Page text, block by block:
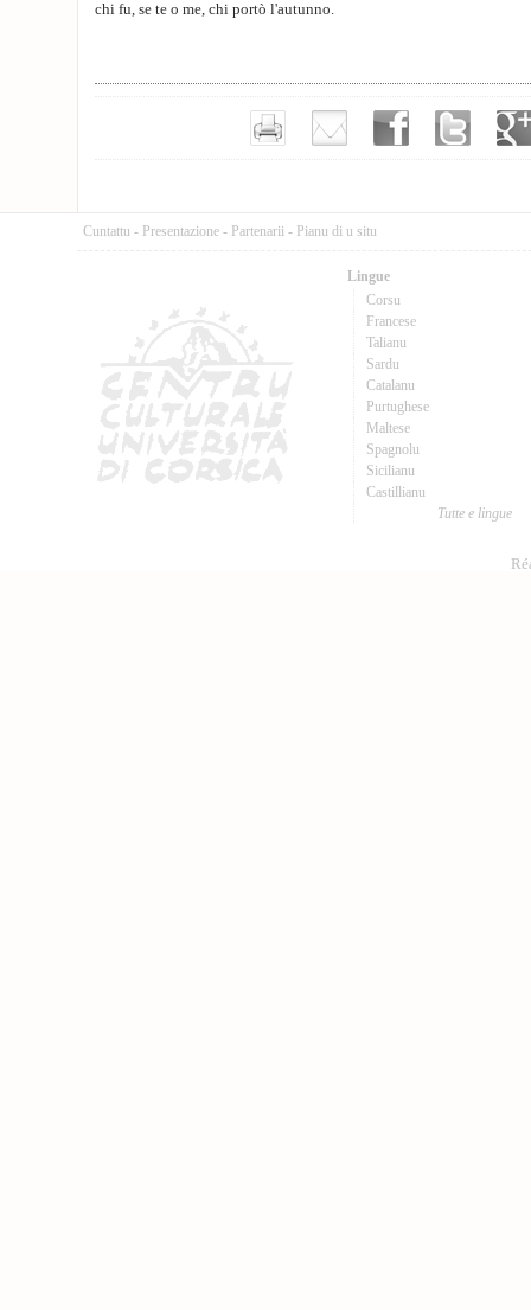
chi fu, se te o me, chi portò l'autunno.
Cuntattu - Presentazione - Partenarii - Pianu di u situ
Lingue
Corsu
Francese
Talianu
Sardu
Catalanu
Purtughese
Maltese
Spagnolu
Sicilianu
Castillianu
Tutte e lingue